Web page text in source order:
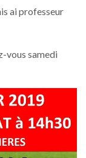
ai professeur
vous samedi